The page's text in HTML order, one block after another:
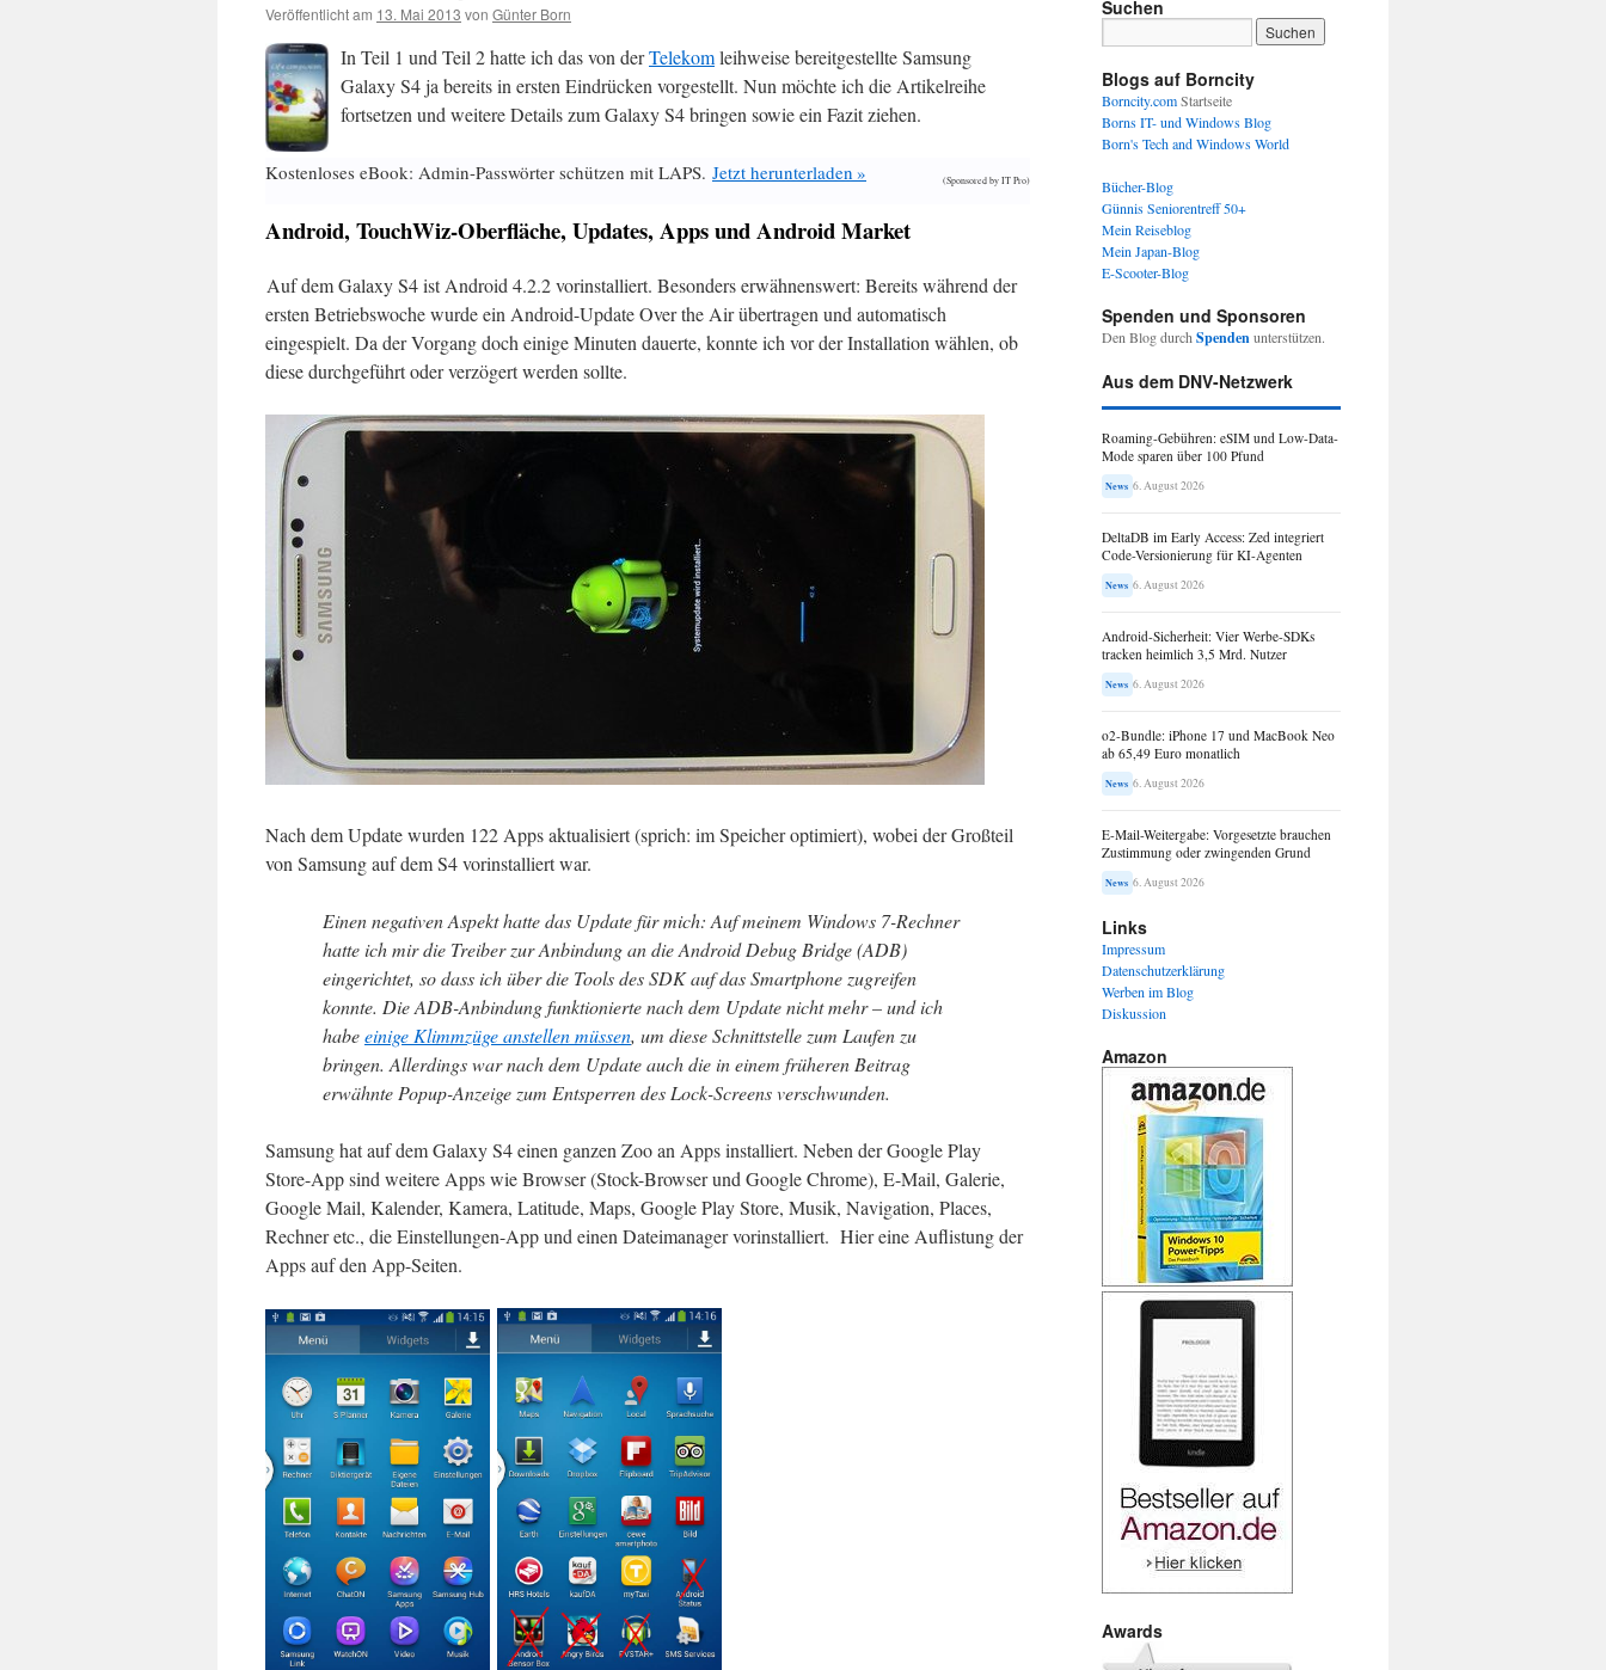
Veröffentlicht am 13. Mai 2013 von Günter Born
In Teil 1 und Teil 2 hatte ich das von derTelekomleihweise bereitgestellte Samsung
Galaxy S4 ja bereits in ersten Eindrücken vorgestellt. Nun möchte ich die Artikelreihe
fortsetzen und weitere Details zum Galaxy S4 bringen sowie ein Fazit ziehen.
Kostenloses eBook: Admin-Passwörter schützen mit LAPS. Jetzt herunterladen » (Sponsored by IT Pro)
Android, TouchWiz-Oberfläche, Updates, Appsund Android Market
Auf dem Galaxy S4 ist Android 4.2.2 vorinstalliert. Besonders erwähnenswert: Bereits während der
ersten Betriebswoche wurde ein Android-Update Over the Air übertragen und automatisch
eingespielt. Da der Vorgang doch einige Minuten dauerte, konnte ich vor der Installation wählen, ob
diese durchgeführt oder verzögert werden sollte.
Nach dem Update wurden 122 Apps aktualisiert (sprich: im Speicher optimiert), wobei der Großteil
von Samsung auf dem S4 vorinstalliert war.
Einen negativen Aspekt hatte das Update für mich: Auf meinem Windows 7-Rechner
hatte ich mir die Treiber zur Anbindung an die Android Debug Bridge (ADB)
eingerichtet, so dass ich über die Tools des SDK auf das Smartphone zugreifen
konnte. Die ADB-Anbindung funktionierte nach dem Update nicht mehr – und ich
habeeinige Klimmzüge anstellen müssen, um diese Schnittstelle zum Laufen zu
bringen. Allerdings war nach dem Update auch die in einem früheren Beitrag
erwähnte Popup-Anzeige zum Entsperren des Lock-Screens verschwunden.
Samsung hat auf dem Galaxy S4 einen ganzen Zoo an Apps installiert. Neben der Google Play
Store-App sind weitere Apps wie Browser (Stock-Browser und Google Chrome), E-Mail, Galerie,
Google Mail, Kalender, Kamera, Latitude, Maps, Google Play Store, Musik, Navigation, Places,
Rechner etc., die Einstellungen-App und einen Dateimanager vorinstalliert. Hier eine Auflistung der
Apps auf den App-Seiten.
Suchen
Blogs auf Borncity
Borncity.comStartseite
Borns IT- und Windows Blog
Born's Tech and Windows World
Bücher-Blog
Günnis Seniorentreff 50+
Mein Reiseblog
Mein Japan-Blog
E-Scooter-Blog
Spenden und Sponsoren
Den Blog durch Spendenunterstützen.
Aus dem DNV-Netzwerk
Roaming-Gebühren: eSIM und Low-Data-
Mode sparen über 100 Pfund
News 6. August 2026
DeltaDB im Early Access: Zed integriert
Code-Versionierung für KI-Agenten
News 6. August 2026
Android-Sicherheit: Vier Werbe-SDKs
tracken heimlich 3,5 Mrd. Nutzer
News 6. August 2026
o2-Bundle: iPhone 17 und MacBook Neo
ab 65,49 Euro monatlich
News 6. August 2026
E-Mail-Weitergabe: Vorgesetzte brauchen
Zustimmung oder zwingenden Grund
News 6. August 2026
Links
Impressum
Datenschutzerklärung
Werben im Blog
Diskussion
Amazon
Awards